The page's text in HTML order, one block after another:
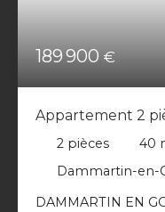
189 900 €
Appartement 2 pièce(s) 40 m2 Terrasse Jardin
Place de parking
2 pièces 40
Dammartin-en-
DAMMARTIN EN